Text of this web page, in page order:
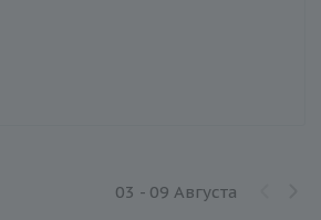
03 - 09 Августа